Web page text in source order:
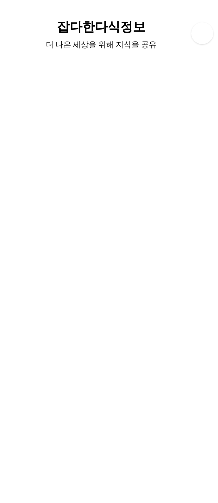
잡다한다식정보
더 나은 세상을 위해 지식을 공유